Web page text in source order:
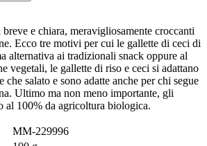
e chiara, meravigliosamente croccanti
Ecco tre motivi per cui le gallette di ceci di
alternativa ai tradizionali snack oppure al
vegetali, le gallette di riso e ceci si adattano
che salato e sono adatte anche per chi segue
Ultimo ma non meno importante, gli
al 100% da agricoltura biologica.
MM-229996